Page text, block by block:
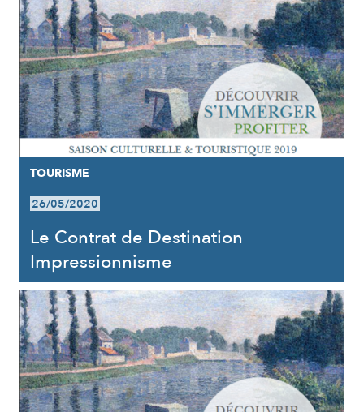
TOURISME
26/05/2020
Le Contrat de Destination
Impressionnisme